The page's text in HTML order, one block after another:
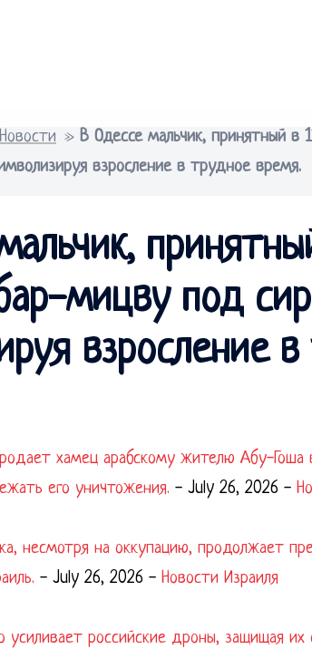
Новости » В Одессе мальчик, принятный
взросление в трудное время.
мицву под
взросление
хамец арабскому жителю Абу-Гоша
его уничтожения. - July 26, 2026 -
несмотря на оккупацию, продолжает
- July 26, 2026 - Новости Израиля
усиливает российские дроны, защищая